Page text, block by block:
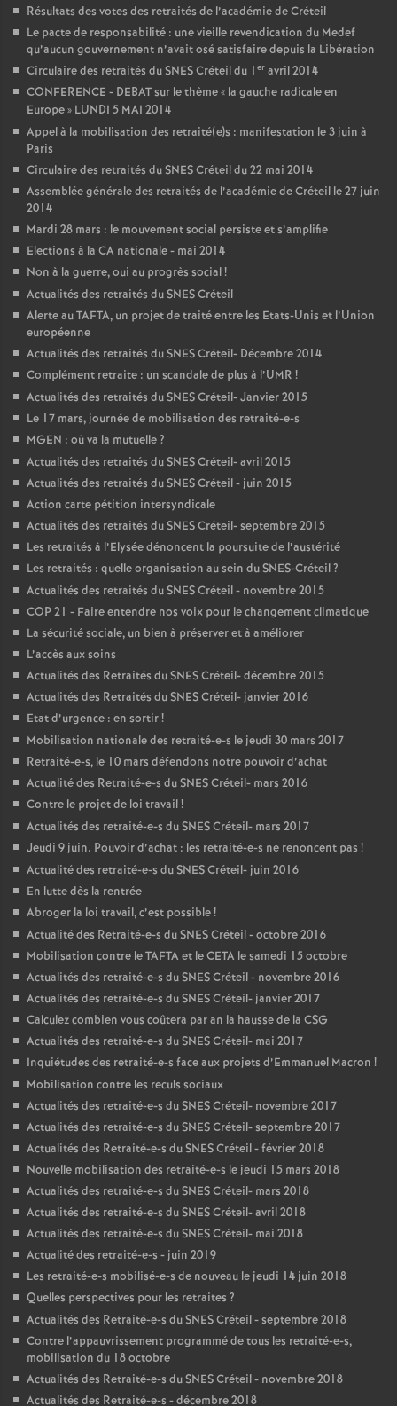
Résultats des votes des retraités de l’académie de Créteil
Le pacte de responsabilité : une vieille revendication du Medef
qu’aucun gouvernement n’avait osé satisfaire depuis la Libération
Circulaire des retraités duSNESCréteil du 1 er avril 2014
CONFERENCE - DEBATsur le thème « la gauche radicale en
Europe» LUNDI 5 MAI 2014
Appel à la mobilisation des retraité(e)s : manifestation le 3 juin à
Paris
Circulaire des retraités duSNESCréteil du 22 mai 2014
Assemblée générale des retraités de l’académie de Créteil le 27 juin
2014
Mardi 28 mars : le mouvement social persiste et s’amplifie
Elections à la CA nationale - mai 2014
Non à la guerre, oui au progrès social!
Actualités des retraités duSNESCréteil
Alerte auTAFTA, un projet de traité entre les Etats-Unis et l’Union
européenne
Actualités des retraités duSNESCréteil- Décembre 2014
Complément retraite : un scandale de plus à l’UMR !
Actualités des retraités duSNESCréteil- Janvier 2015
Le 17 mars, journée de mobilisation des retraité-e-s
MGEN : où va la mutuelle?
Actualités des retraités duSNESCréteil- avril 2015
Actualités des retraités duSNESCréteil - juin 2015
Action carte pétition intersyndicale
Actualités des retraités duSNESCréteil- septembre 2015
Les retraités à l’Elysée dénoncent la poursuite de l’austérité
Les retraités : quelle organisation au sein duSNES-Créteil?
Actualités des retraités duSNESCréteil - novembre 2015
COP21 - Faire entendre nos voix pour le changement climatique
La sécurité sociale, un bien à préserver et à améliorer
L’accès aux soins
Actualités des Retraités duSNESCréteil- décembre 2015
Actualités des Retraités duSNESCréteil- janvier 2016
Etat d’urgence : en sortir!
Mobilisation nationale des retraité-e-s le jeudi 30 mars 2017
Retraité-e-s, le 10 mars défendons notre pouvoir d’achat
Actualité des Retraité-e-s duSNESCréteil- mars 2016
Contre le projet de loi travail!
Actualités des retraité-e-s duSNESCréteil- mars 2017
Jeudi 9 juin. Pouvoir d’achat : les retraité-e-s ne renoncent pas !
Actualité des retraité-e-s duSNESCréteil- juin 2016
En lutte dès la rentrée
Abroger la loi travail, c’est possible!
Actualité des Retraité-e-s duSNESCréteil - octobre 2016
Mobilisation contre leTAFTAet leCETA le samedi 15 octobre
Actualités des retraité-e-s duSNESCréteil - novembre 2016
Actualités des retraité-e-s duSNESCréteil- janvier 2017
Calculez combien vous coûtera par an la hausse de la CSG
Actualités des retraité-e-s duSNESCréteil- mai 2017
Inquiétudes des retraité-e-s face aux projets d’Emmanuel Macron !
Mobilisation contre les reculs sociaux
Actualités des retraité-e-s duSNESCréteil- novembre 2017
Actualités des retraité-e-s duSNESCréteil- septembre 2017
Actualités des Retraité-e-s duSNESCréteil - février 2018
Nouvelle mobilisation des retraité-e-s le jeudi 15 mars 2018
Actualités des retraité-e-s duSNESCréteil- mars 2018
Actualités des retraité-e-s duSNESCréteil- avril 2018
Actualités des retraité-e-s duSNESCréteil- mai 2018
Actualité des retraité-e-s - juin 2019
Les retraité-e-s mobilisé-e-s de nouveau le jeudi 14 juin 2018
Quelles perspectives pour les retraites ?
Actualités des Retraité-e-s duSNESCréteil - septembre 2018
Contre l’appauvrissement programmé de tous les retraité-e-s,
mobilisation du 18 octobre
Actualités des Retraité-e-s duSNESCréteil - novembre 2018
Actualités des Retraité-e-s - décembre 2018